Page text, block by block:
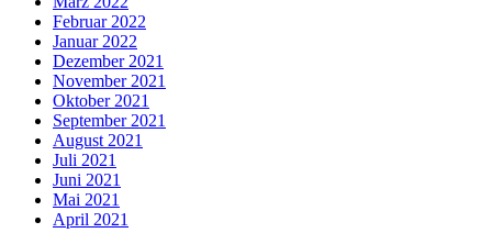
Februar 2022
Januar 2022
Dezember 2021
November 2021
Oktober 2021
September 2021
August 2021
Juli 2021
Juni 2021
Mai 2021
April 2021